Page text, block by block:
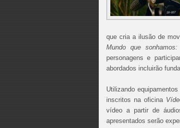
que cria a ilusão de
Mundo que
personagens e
abordados incluirão
Utilizando
inscritos na oficina
vídeo a partir de
apresentados serão